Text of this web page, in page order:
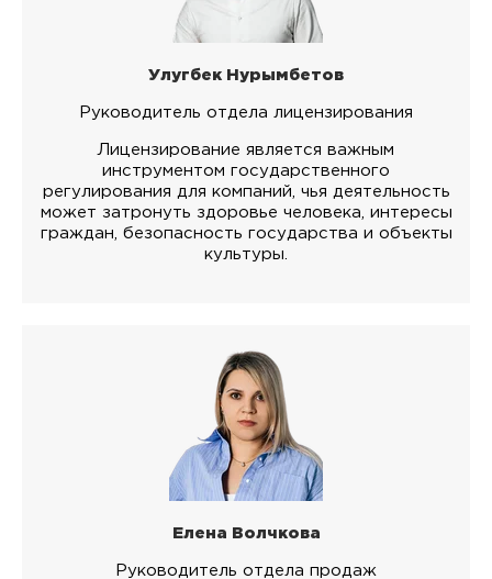
Улугбек Нурымбетов
Руководитель отдела лицензирования
Лицензирование является важным
инструментом государственного
регулирования для компаний, чья деятельность
может затронуть здоровье человека, интересы
граждан, безопасность государства и объекты
культуры.
Елена Волчкова
Руководитель отдела продаж